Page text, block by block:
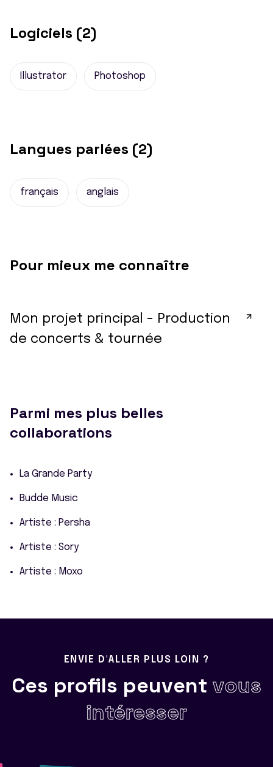
Logiciels (2)
Illustrator Photoshop
Langues parlées (2)
français anglais
Pour mieux me connaître
Mon projet principal - Production
de concerts & tournée
Parmi mes plus belles
collaborations
La Grande Party
Budde Music
Artiste : Persha
Artiste : Sory
Artiste : Moxo
ENVIE D'ALLER PLUS LOIN ?
Ces profils peuvent vous
intéresser